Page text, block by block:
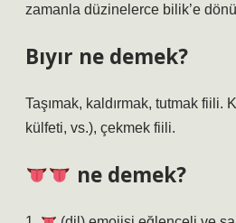
zamanla düzinelerce bilik’e
Bıyır ne demek?
Taşımak, kaldırmak, tutmak fiili.
külfeti, vs.), çekmek fiili.
ne demek?